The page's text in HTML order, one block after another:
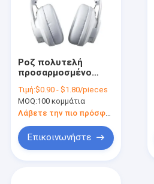
Ροζ πολυτελή
προσαρμοσμένο
κουτί δώρο
συσκευασία τσάντα
συσκευασία κουτί
Τιμή:$0.90 - $1.80/pieces
MOQ:100 κομμάτια
Λάβετε την πιο πρόσφατη τιμή
Επικοινωνήστε